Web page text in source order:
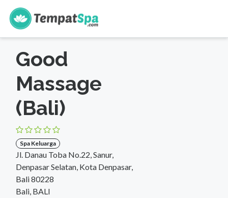
s
Good
Massage
(Bali)
Spa Keluarga
Jl. Danau Toba No.22, Sanur,
Denpasar Selatan, Kota Denpasar,
Bali 80228
Bali, BALI